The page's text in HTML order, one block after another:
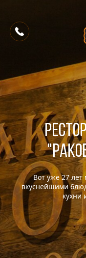
Вот уже 27 лет
вкуснейшими
кухни